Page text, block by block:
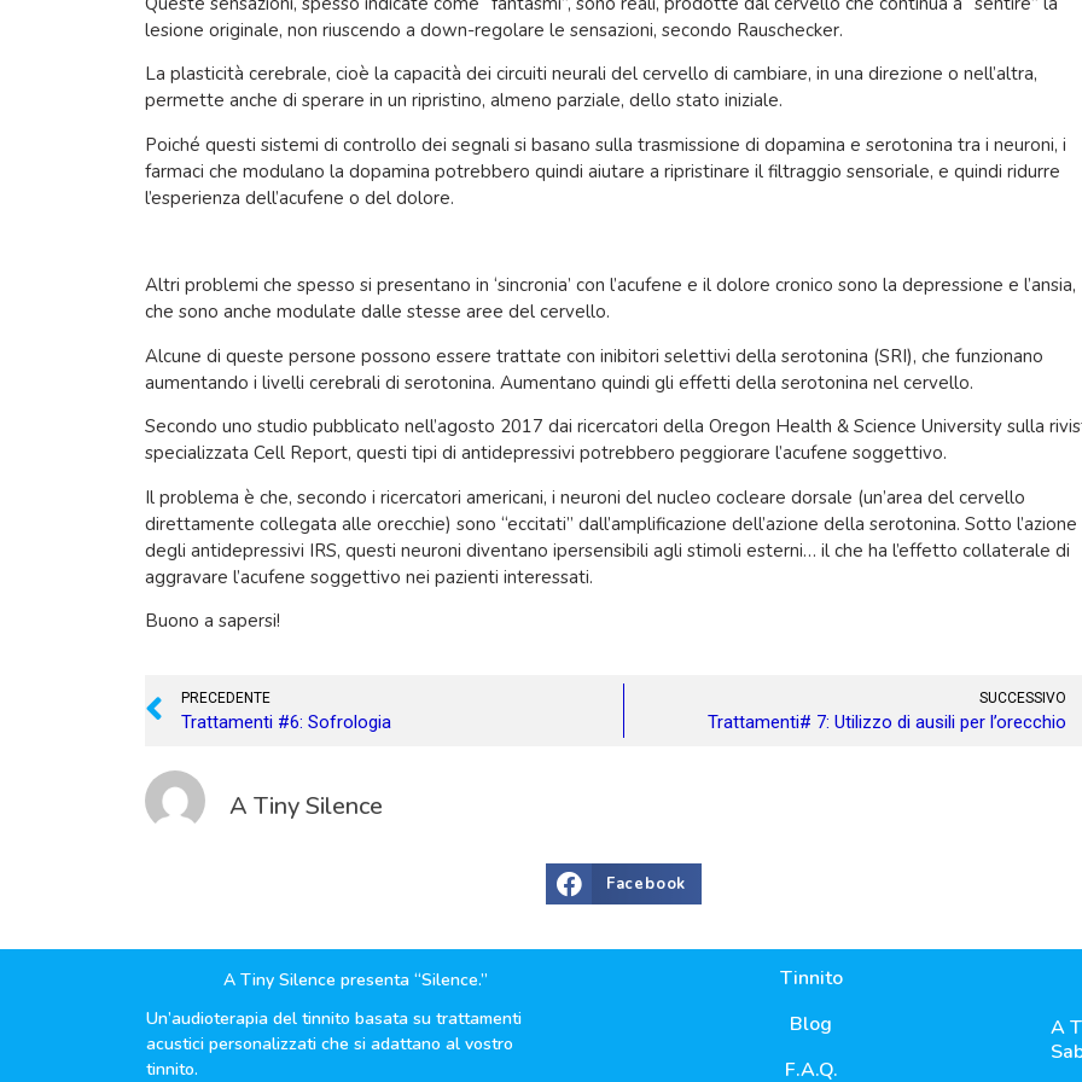
lesione originale, non riuscendo a down-regolare le sensazioni, secondo Rauschecker.
La plasticità cerebrale, cioè la capacità dei circuiti neurali del cervello di cambiare, in una direzione o nell’altra,
permette anche di sperare in un ripristino, almeno parziale, dello stato iniziale.
Poiché questi sistemi di controllo dei segnali si basano sulla trasmissione di dopamina e serotonina tra i neuroni, i
farmaci che modulano la dopamina potrebbero quindi aiutare a ripristinare il filtraggio sensoriale, e quindi ridurre
l’esperienza dell’acufene o del dolore.
Altri problemi che spesso si presentano in ‘sincronia’ con l’acufene e il dolore cronico sono la depressione e l’ansia,
che sono anche modulate dalle stesse aree del cervello.
Alcune di queste persone possono essere trattate con inibitori selettivi della serotonina (SRI), che funzionano
aumentando i livelli cerebrali di serotonina. Aumentano quindi gli effetti della serotonina nel cervello.
Secondo uno studio pubblicato nell’agosto 2017 dai ricercatori della Oregon Health & Science University sulla
specializzata Cell Report, questi tipi di antidepressivi potrebbero peggiorare l’acufene soggettivo.
Il problema è che, secondo i ricercatori americani, i neuroni del nucleo cocleare dorsale (un’area del cervello
direttamente collegata alle orecchie) sono “eccitati” dall’amplificazione dell’azione della serotonina. Sotto l’azione
degli antidepressivi IRS, questi neuroni diventano ipersensibili agli stimoli esterni… il che ha l’effetto collaterale di
aggravare l’acufene soggettivo nei pazienti interessati.
Buono a sapersi!
PRECEDENTE
Trattamenti #6: Sofrologia
SUCCESSIVO
Trattamenti# 7: Utilizzo di ausili per l’orecchio
A Tiny Silence
Facebook
A Tiny Silence presenta “Silence.”
Un’audioterapia del tinnito basata su trattamenti
acustici personalizzati che si adattano al vostro
tinnito.
Tinnito
Blog
F.A.Q.
A